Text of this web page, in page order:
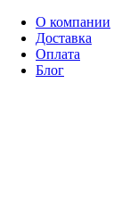
О компании
Доставка
Оплата
Блог